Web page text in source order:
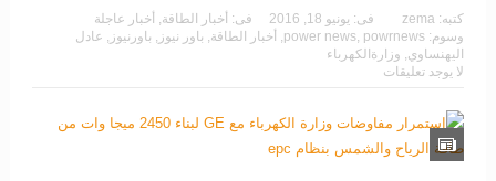
كتبه: zema فى: يونيو 18, 2016 فى: أخبار الطاقة, أخبار عاجلة
وسوم:
power news, powrnews
, أخبار الطاقة, باور نيوز , باورنيوز , عادل
اليهنساوي, وزارةالكهرباء
لا يوجد تعليقات